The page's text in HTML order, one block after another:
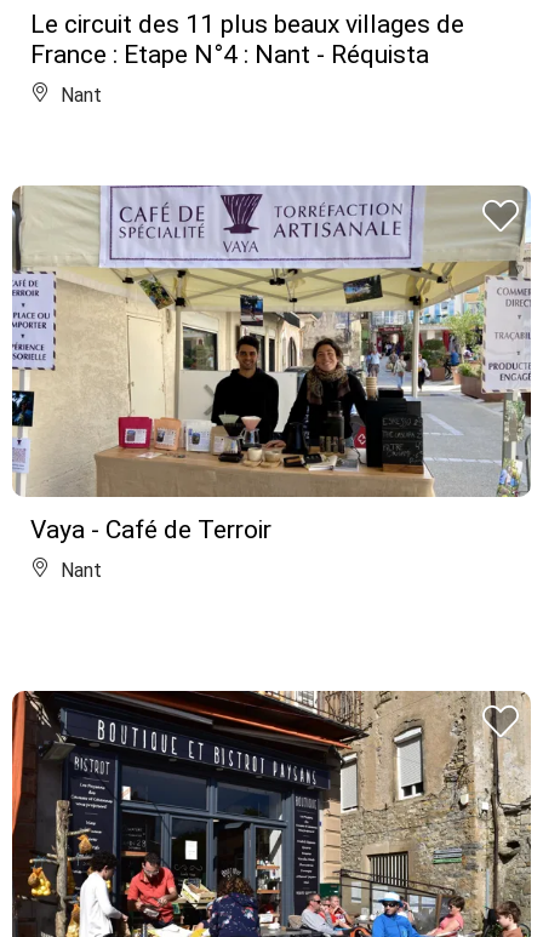
Le circuit des 11 plus beaux villages de
France : Etape N°4 : Nant - Réquista
Nant
Vaya - Café de Terroir
Nant